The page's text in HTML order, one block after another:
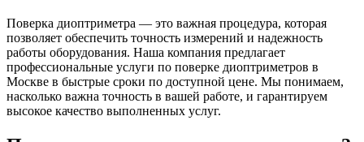
Поверка диоптриметра — это важная процедура, которая
позволяет обеспечить точность измерений и надежность
работы оборудования. Наша компания предлагает
профессиональные услуги по поверке диоптриметров в
Москве в быстрые сроки по доступной цене. Мы понимаем,
насколько важна точность в вашей работе, и гарантируем
высокое качество выполненных услуг.